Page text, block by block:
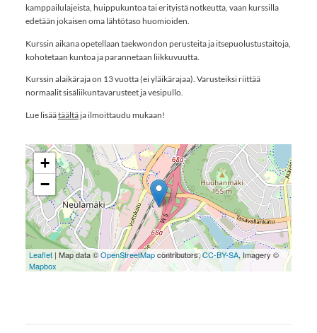
kamppailulajeista, huippukuntoa tai erityistä notkeutta, vaan kurssilla
edetään jokaisen oma lähtötaso huomioiden.
Kurssin aikana opetellaan taekwondon perusteita ja itsepuolustustaitoja,
kohotetaan kuntoa ja parannetaan liikkuvuutta.
Kurssin alaikäraja on 13 vuotta (ei yläikärajaa). Varusteiksi riittää
normaalit sisäliikuntavarusteet ja vesipullo.
Lue lisäätäältäja ilmoittaudu mukaan!
+
−
Leaflet| Map data ©OpenStreetMapcontributors,CC-BY-SA, Imagery ©
Mapbox